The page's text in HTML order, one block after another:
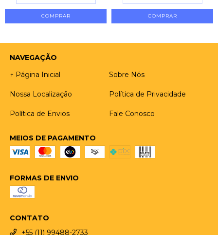
NAVEGAÇÃO
↑ Página Inicial
Sobre Nós
Nossa Localização Política de Privacidade
Política de Envios Fale Conosco
MEIOS DE PAGAMENTO
FORMAS DE ENVIO
CONTATO
+55 (11) 99488-2733